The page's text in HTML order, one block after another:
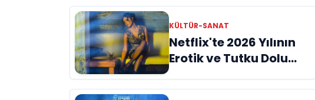
KÜLTÜR-SANAT
Netflix'te 2026 Yılının
Erotik ve Tutku Dolu